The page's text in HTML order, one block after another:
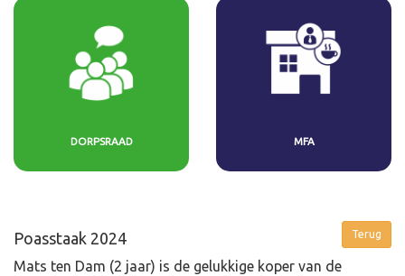
DORPSRAAD MFA
Poasstaak 2024
Mats ten Dam (2 jaar) is de gelukkige koper van de